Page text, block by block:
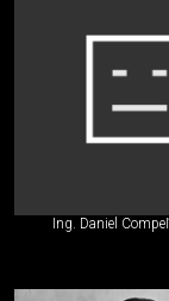
Ing. Daniel Compeľ